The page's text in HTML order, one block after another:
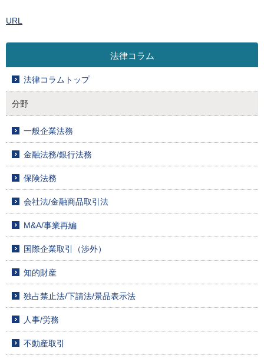
URL
法律コラム
法律コラムトップ
分野
一般企業法務
金融法務/銀行法務
保険法務
会社法/金融商品取引法
M&A/事業再編
国際企業取引（渉外）
知的財産
独占禁止法/下請法/景品表示法
人事/労務
不動産取引